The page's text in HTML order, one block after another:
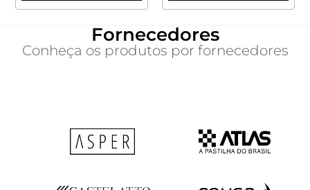
Fornecedores
Conheça os produtos por fornecedores